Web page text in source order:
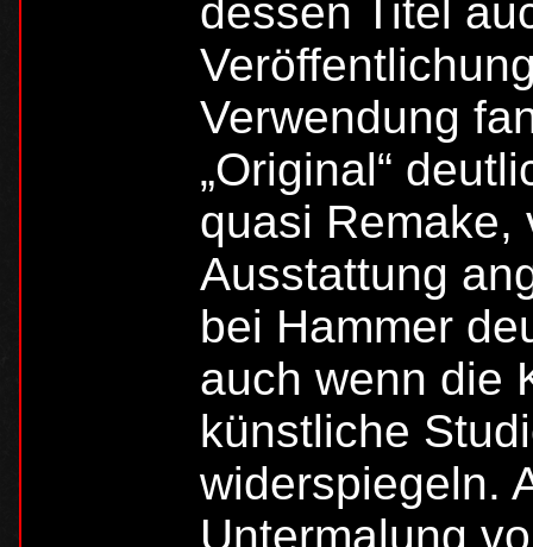
dessen Titel
Verwendung
„Original“
quasi Remake,
Ausstattung
bei Hammer
auch wenn die
künstliche
widerspiegeln.
Untermalung